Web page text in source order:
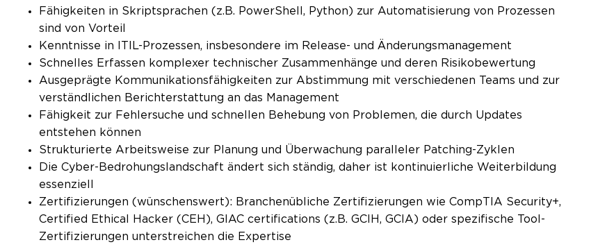
Fähigkeiten in Skriptsprachen (z.B. PowerShell, Python) zur Automatisierung von Prozessen
sind von Vorteil
Kenntnisse in ITIL-Prozessen, insbesondere im Release- und Änderungsmanagement
Schnelles Erfassen komplexer technischer Zusammenhänge und deren Risikobewertung
Ausgeprägte Kommunikationsfähigkeiten zur Abstimmung mit verschiedenen Teams und zur
verständlichen Berichterstattung an das Management
Fähigkeit zur Fehlersuche und schnellen Behebung von Problemen, die durch Updates
entstehen können
Strukturierte Arbeitsweise zur Planung und Überwachung paralleler Patching-Zyklen
Die Cyber-Bedrohungslandschaft ändert sich ständig, daher ist kontinuierliche Weiterbildung
essenziell
Zertifizierungen (wünschenswert): Branchenübliche Zertifizierungen wie CompTIA Security+,
Certified Ethical Hacker (CEH), GIAC certifications (z.B. GCIH, GCIA) oder spezifische Tool-
Zertifizierungen unterstreichen die Expertise